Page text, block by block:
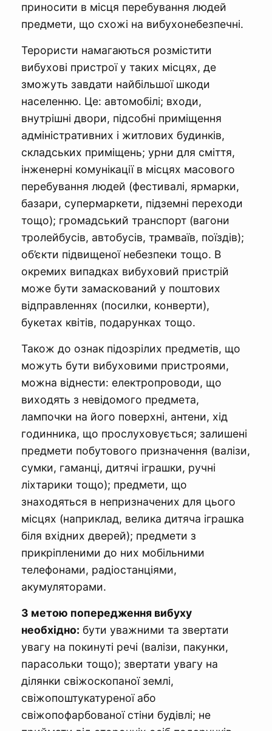
приносити в місця перебування людей
предмети, що схожі на вибухонебезпечні.
Терористи намагаються розмістити
вибухові пристрої у таких місцях, де
зможуть завдати найбільшої шкоди
населенню. Це: автомобілі; входи,
внутрішні двори, підсобні приміщення
адміністративних і житлових будинків,
складських приміщень; урни для сміття,
інженерні комунікації в місцях масового
перебування людей (фестивалі, ярмарки,
базари, супермаркети, підземні переходи
тощо); громадський транспорт (вагони
тролейбусів, автобусів, трамваїв, поїздів);
об’єкти підвищеної небезпеки тощо. В
окремих випадках вибуховий пристрій
може бути замаскований у поштових
відправленнях (посилки, конверти),
букетах квітів, подарунках тощо.
Також до ознак підозрілих предметів, що
можуть бути вибуховими пристроями,
можна віднести: електропроводи, що
виходять з невідомого предмета,
лампочки на його поверхні, антени, хід
годинника, що прослуховується; залишені
предмети побутового призначення (валізи,
сумки, гаманці, дитячі іграшки, ручні
ліхтарики тощо); предмети, що
знаходяться в непризначених для цього
місцях (наприклад, велика дитяча іграшка
біля вхідних дверей); предмети з
прикріпленими до них мобільними
телефонами, радіостанціями,
акумуляторами.
З метою попередження вибуху
необхідно: бути уважними та звертати
увагу на покинуті речі (валізи, пакунки,
парасольки тощо); звертати увагу на
ділянки свіжоскопаної землі,
свіжопоштукатуреної або
свіжопофарбованої стіни будівлі; не